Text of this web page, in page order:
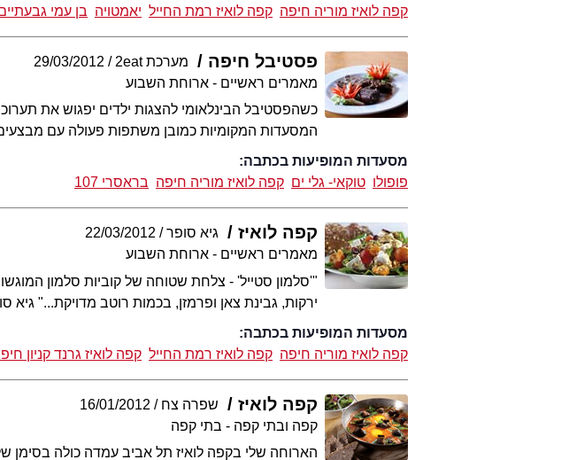
קפה לואיז מוריה חיפה קפה לואיז רמת החייל יאמטויה בן עמי
פסטיבל חיפה מערכת 2eat
29/03/2012
מאמרים ראשיים - ארוחת השבוע
כשהפסטיבל הבינלאומי להצגות ילדים יפגוש את
המסעדות המקומיות כמובן משתפות פעולה עם מבצעים
מסעדות המופיעות בכתבה:
פופולו טוקאי- גלי ים קפה לואיז מוריה חיפה בראסרי 107
קפה לואיז גיא סופר
22/03/2012
מאמרים ראשיים - ארוחת השבוע
"'סלמון סטייל' - צלחת שטוחה של קוביות סלמון
ירקות, גבינת צאן ופרמזן, בכמות רוטב מדויקת..."
מסעדות המופיעות בכתבה:
קפה לואיז מוריה חיפה קפה לואיז רמת החייל קפה לואיז גרנד קניון
קפה לואיז שפרה צח
16/01/2012
קפה ובתי קפה - בתי קפה
הארוחה שלי בקפה לואיז תל אביב עמדה כולה בסימן